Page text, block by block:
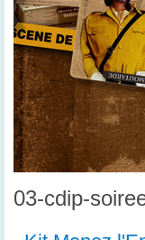
03-cdip-